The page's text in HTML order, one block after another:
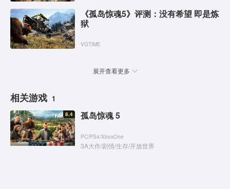
《孤岛惊魂5》评测：没有希望 即是炼
狱
VGTIME
展开查看更多
相关游戏 1
8.4 孤岛惊魂 5
PC/PS4/XboxOne
3A大作/剧情/生存/开放世界